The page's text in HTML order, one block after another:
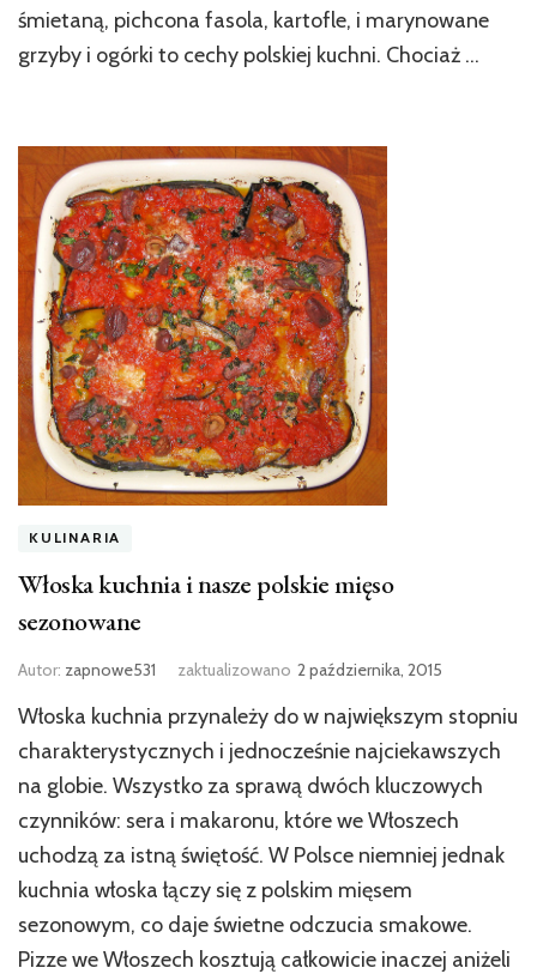
śmietaną, pichcona fasola, kartofle, i marynowane
grzyby i ogórki to cechy polskiej kuchni. Chociaż …
KULINARIA
Włoska kuchnia i nasze polskie mięso
sezonowane
Autor: zapnowe531 zaktualizowano 2 października, 2015
Włoska kuchnia przynależy do w największym stopniu
charakterystycznych i jednocześnie najciekawszych
na globie. Wszystko za sprawą dwóch kluczowych
czynników: sera i makaronu, które we Włoszech
uchodzą za istną świętość. W Polsce niemniej jednak
kuchnia włoska łączy się z polskim mięsem
sezonowym, co daje świetne odczucia smakowe.
Pizze we Włoszech kosztują całkowicie inaczej aniżeli